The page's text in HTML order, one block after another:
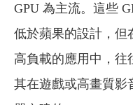
GPU 為主流。這些
低於蘋果的設計，但
高負載的應用中，往
其在遊戲或高畫質影